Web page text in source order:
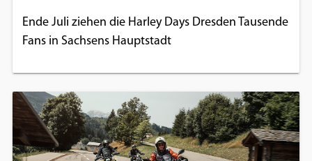
Ende Juli ziehen die Harley Days Dresden Tausende
Fans in Sachsens Hauptstadt